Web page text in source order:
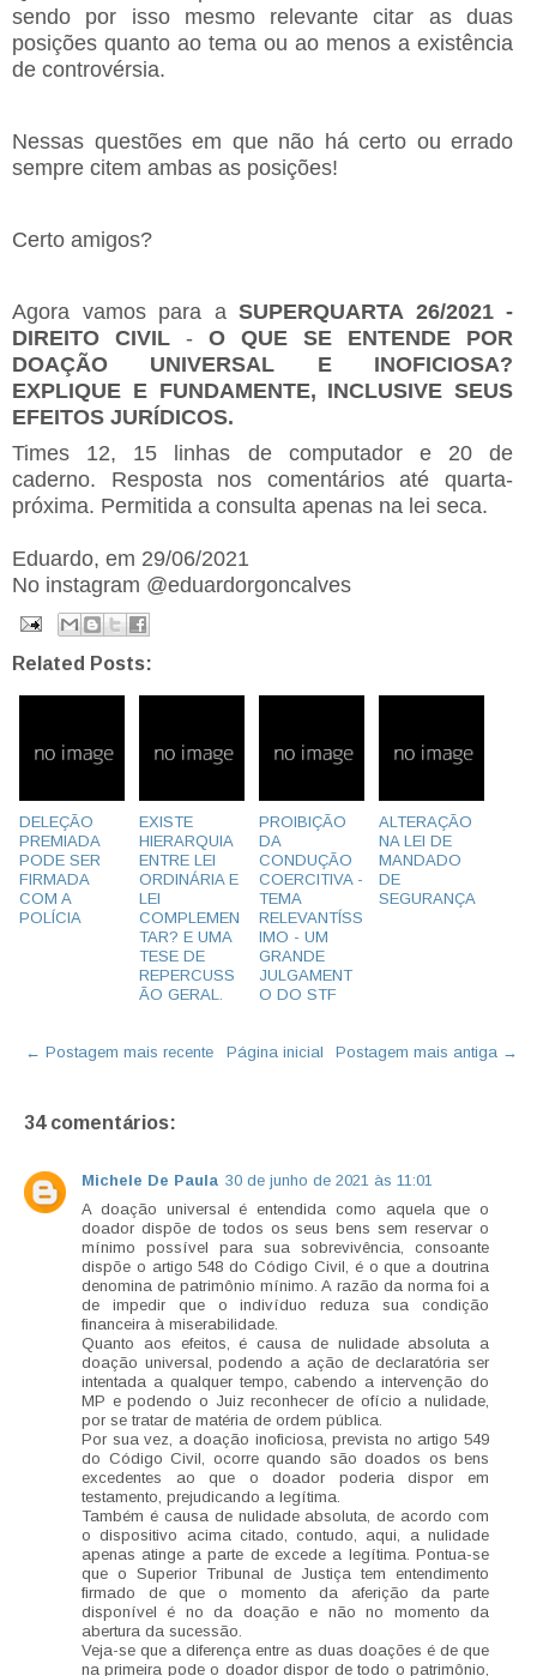
sendo por isso mesmo relevante citar as duas
posições quanto ao tema ou ao menos a existência
de controvérsia.
Nessas questões em que não há certo ou errado
sempre citem ambas as posições!
Certo amigos?
Agora vamos para a SUPERQUARTA 26/2021 -
DIREITO CIVIL - O QUE SE ENTENDE POR
DOAÇÃO UNIVERSAL E INOFICIOSA?
EXPLIQUE E FUNDAMENTE, INCLUSIVE SEUS
EFEITOS JURÍDICOS.
Times 12, 15 linhas de computador e 20 de
caderno. Resposta nos comentários até quarta-
próxima. Permitida a consulta apenas na lei seca.
Eduardo, em 29/06/2021
No instagram @eduardorgoncalves
Related Posts:
DELEÇÃO
PREMIADA
PODE SER
FIRMADA
COM A
POLÍCIA
EXISTE
HIERARQUIA
ENTRE LEI
ORDINÁRIA E
LEI
COMPLEMEN
TAR? E UMA
TESE DE
REPERCUSS
ÃO GERAL.
PROIBIÇÃO
DA
CONDUÇÃO
COERCITIVA -
TEMA
RELEVANTÍSS
IMO - UM
GRANDE
JULGAMENT
O DO STF
ALTERAÇÃO
NA LEI DE
MANDADO
DE
SEGURANÇA
← Postagem mais recente Postagem mais antiga →
Página inicial
34 comentários:
Michele De Paula 30 de junho de 2021 às 11:01
A doação universal é entendida como aquela que o
doador dispõe de todos os seus bens sem reservar o
mínimo possível para sua sobrevivência, consoante
dispõe o artigo 548 do Código Civil, é o que a doutrina
denomina de patrimônio mínimo. A razão da norma foi a
de impedir que o indivíduo reduza sua condição
financeira à miserabilidade.
Quanto aos efeitos, é causa de nulidade absoluta a
doação universal, podendo a ação de declaratória ser
intentada a qualquer tempo, cabendo a intervenção do
MP e podendo o Juiz reconhecer de ofício a nulidade,
por se tratar de matéria de ordem pública.
Por sua vez, a doação inoficiosa, prevista no artigo 549
do Código Civil, ocorre quando são doados os bens
excedentes ao que o doador poderia dispor em
testamento, prejudicando a legítima.
Também é causa de nulidade absoluta, de acordo com
o dispositivo acima citado, contudo, aqui, a nulidade
apenas atinge a parte de excede a legítima. Pontua-se
que o Superior Tribunal de Justiça tem entendimento
firmado de que o momento da aferição da parte
disponível é no da doação e não no momento da
abertura da sucessão.
Veja-se que a diferença entre as duas doações é de que
na primeira pode o doador dispor de todo o patrimônio,